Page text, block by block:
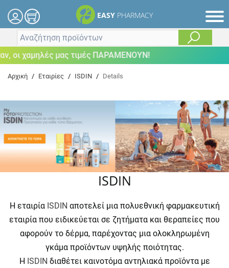
EASY PHARMACY
οι χαμηλές μας τιμές ΠΑΡΑΜΕΝΟΥΝ!
Αρχική / Εταιρίες / ISDIN / Details
ISDIN
Η εταιρία ISDIN αποτελεί μια πολυεθνική φαρμακευτική
εταιρία που ειδικεύεται σε ζητήματα και θεραπείες που
αφορούν το δέρμα, παρέχοντας μια ολοκληρωμένη
γκάμα προϊόντων υψηλής ποιότητας.
Η ISDIN διαθέτει καινοτόμα αντηλιακά προϊόντα με